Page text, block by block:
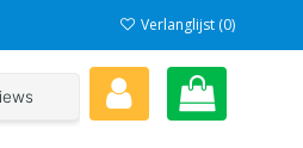
Verlanglijst (0)